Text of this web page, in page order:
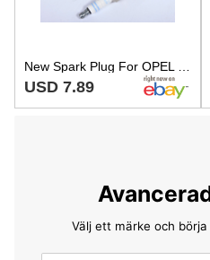
New Spark Plug For OPEL Holden SAAB SKODA VW A 1.0-3.2L 1981- BOSCH
USD 7.89
Välj ett märke och